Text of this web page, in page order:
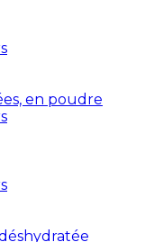
en poudre